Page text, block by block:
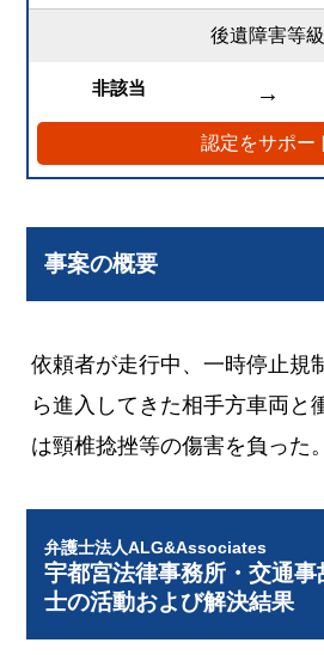
後遺障害等級
非該当 →
認定をサポー
事案の概要
依頼者が走行中、一時停止規
ら進入してきた相手方車両と
は頸椎捻挫等の傷害を負った。
弁護士法人ALG&Associates
宇都宮法律事務所・交通
士の活動および解決結果